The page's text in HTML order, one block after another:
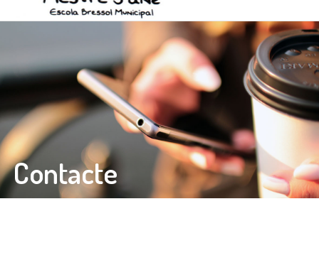
Contacte